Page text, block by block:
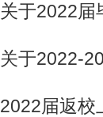
关于2022届
关于2022-
2022届返校